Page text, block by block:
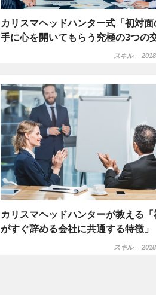
カリスマヘッドハンター式「初対面
手に心を開いてもらう究極の3つの
スキル
カリスマヘッドハンターが教える「
がすぐ辞める会社に共通する特徴」
スキル